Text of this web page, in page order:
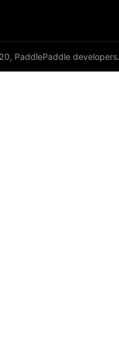
PaddlePaddle developers.